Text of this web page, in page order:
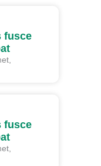
fusce
fusce